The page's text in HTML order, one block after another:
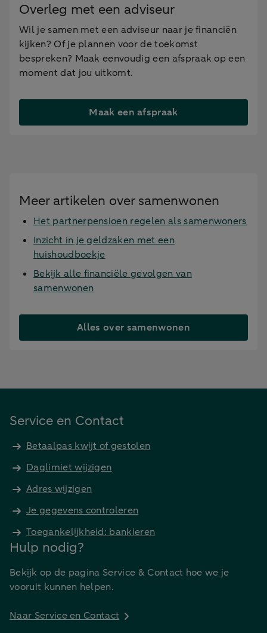
Overleg met een adviseur
Wil je samen met een adviseur naar je financiën
kijken? Of je plannen voor de toekomst
bespreken? Maak eenvoudig een afspraak op een
moment dat jou uitkomt.
Maak een afspraak
Meer artikelen over samenwonen
Het partnerpensioen regelen als samenwoners
Inzicht in je geldzaken met een
huishoudboekje
Bekijk alle financiële gevolgen van
samenwonen
Alles over samenwonen
Service en Contact
Betaalpas kwijt of gestolen
Daglimiet wijzigen
Adres wijzigen
Je gegevens controleren
Toegankelijkheid: bankieren
Hulp nodig?
Bekijk op de pagina Service & Contact hoe we je
vooruit kunnen helpen.
Naar Service en Contact